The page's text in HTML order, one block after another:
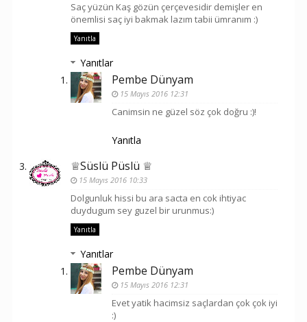
Saç yüzün Kaş gözün çerçevesidir demişler en
önemlisi saç iyi bakmak lazım tabii ümranım :)
Yanıtla
Yanıtlar
Pembe Dünyam
15 Mayıs 2016 12:31
Canimsin ne güzel söz çok doğru :)!
Yanıtla
♕Süslü Püslü ♕
15 Mayıs 2016 10:33
Dolgunluk hissi bu ara sacta en cok ihtiyac
duydugum sey guzel bir urunmus:)
Yanıtla
Yanıtlar
Pembe Dünyam
15 Mayıs 2016 12:31
Evet yatik hacimsiz saçlardan çok çok iyi
:)